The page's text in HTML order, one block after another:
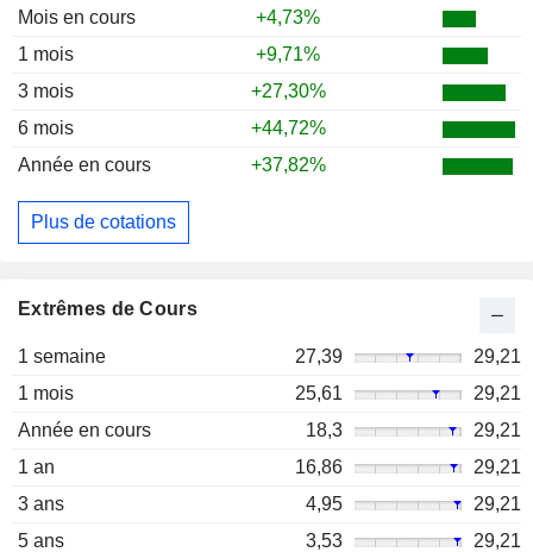
Mois en cours
+4,73%
1 mois
+9,71%
3 mois
+27,30%
6 mois
+44,72%
Année en cours
+37,82%
Plus de cotations
Extrêmes de Cours
1 semaine 27,39
29,21
1 mois
25,61
29,21
Année en cours
18,3
29,21
1 an
16,86
29,21
3 ans
4,95
29,21
5 ans
3,53
29,21